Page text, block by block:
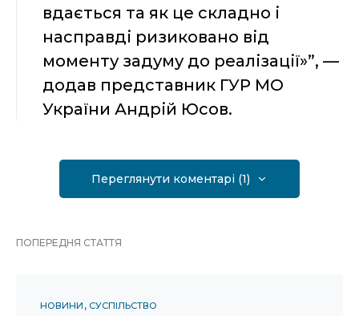
вдається та як це складно і
насправді ризиковано від
моменту задуму до реалізації»”, —
додав представник ГУР МО
України Андрій Юсов.
Переглянути коментарі (1)
ПОПЕРЕДНЯ СТАТТЯ
НОВИНИ СУСПІЛЬСТВО